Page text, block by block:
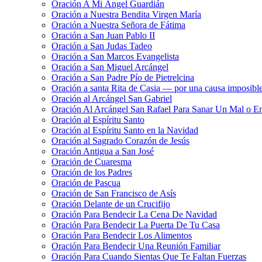
Oración A Mi Ángel Guardián
Oración a Nuestra Bendita Virgen María
Oración a Nuestra Señora de Fátima
Oración a San Juan Pablo II
Oración a San Judas Tadeo
Oración a San Marcos Evangelista
Oración a San Miguel Arcángel
Oración a San Padre Pío de Pietrelcina
Oración a santa Rita de Casia — por una causa
Oración al Arcángel San Gabriel
Oración Al Arcángel San Rafael Para Sanar Un Mal o
Oración al Espíritu Santo
Oración al Espíritu Santo en la Navidad
Oración al Sagrado Corazón de Jesús
Oración Antigua a San José
Oración de Cuaresma
Oración de los Padres
Oración de Pascua
Oración de San Francisco de Asís
Oración Delante de un Crucifijo
Oración Para Bendecir La Cena De Navidad
Oración Para Bendecir La Puerta De Tu Casa
Oración Para Bendecir Los Alimentos
Oración Para Bendecir Una Reunión Familiar
Oración Para Cuando Sientas Que Te Faltan Fuerzas